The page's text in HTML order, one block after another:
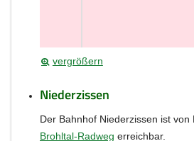
vergrößern
Niederzissen
Der Bahnhof Niederzissen ist
Brohltal-Radweg erreichbar.